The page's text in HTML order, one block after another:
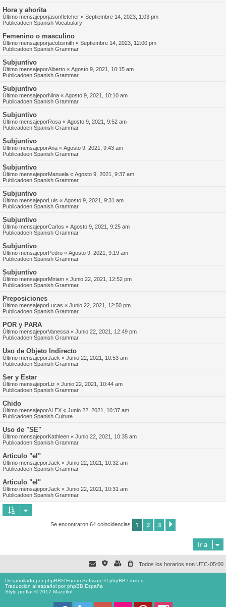
Hora y ahorita
Último mensajeporjasonfletcher « Septiembre 14, 2023, 1:03 pm
Publicadoen Spanish Vocabulary
Femenino o masculino
Último mensajeporjacobsmith « Septiembre 14, 2023, 12:00 pm
Publicadoen Spanish Grammar
Subjuntivo
Último mensajeporAlberto « Agosto 9, 2021, 10:15 am
Publicadoen Spanish Grammar
Subjuntivo
Último mensajeporNina « Agosto 9, 2021, 10:10 am
Publicadoen Spanish Grammar
Subjuntivo
Último mensajeporRosa « Agosto 9, 2021, 9:52 am
Publicadoen Spanish Grammar
Subjuntivo
Último mensajeporAna « Agosto 9, 2021, 9:43 am
Publicadoen Spanish Grammar
Subjuntivo
Último mensajeporManuela « Agosto 9, 2021, 9:37 am
Publicadoen Spanish Grammar
Subjuntivo
Último mensajeporLuis « Agosto 9, 2021, 9:31 am
Publicadoen Spanish Grammar
Subjuntivo
Último mensajeporCarlos « Agosto 9, 2021, 9:25 am
Publicadoen Spanish Grammar
Subjuntivo
Último mensajeporPedro « Agosto 9, 2021, 9:19 am
Publicadoen Spanish Grammar
Subjuntivo
Último mensajeporMiriam « Junio 22, 2021, 12:52 pm
Publicadoen Spanish Grammar
Preposiciones
Último mensajeporLucas « Junio 22, 2021, 12:50 pm
Publicadoen Spanish Grammar
POR y PARA
Último mensajeporVanessa « Junio 22, 2021, 12:49 pm
Publicadoen Spanish Grammar
Uso de Objeto Indirecto
Último mensajeporJack « Junio 22, 2021, 10:53 am
Publicadoen Spanish Grammar
Ser y Estar
Último mensajeporLiz « Junio 22, 2021, 10:44 am
Publicadoen Spanish Grammar
Chido
Último mensajeporALEX « Junio 22, 2021, 10:37 am
Publicadoen Spanish Culture
Uso de "SE"
Último mensajeporKathleen « Junio 22, 2021, 10:35 am
Publicadoen Spanish Grammar
Articulo "el"
Último mensajeporJack « Junio 22, 2021, 10:32 am
Publicadoen Spanish Grammar
Articulo "el"
Último mensajeporJack « Junio 22, 2021, 10:31 am
Publicadoen Spanish Grammar
Se encontraron 64 coincidencias 1 2 3
Ir a
Todos los horarios son UTC-05:00
Desarrollado porphpBB® Forum Software © phpBB Limited
Traducción al español porphpBB España
Style proflat © 2017 Mazeltof